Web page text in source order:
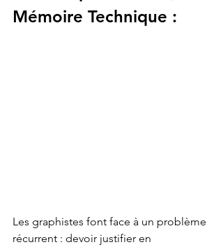
Mémoire Technique :
Les graphistes font face à un problème
récurrent : devoir justifier en